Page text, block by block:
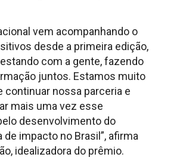
vem acompanhando o
desde a primeira edição,
com a gente, fazendo
juntos. Estamos muito
continuar nossa parceria e
mais uma vez esse
desenvolvimento do
impacto no Brasil”, afirma
idealizadora do prêmio.